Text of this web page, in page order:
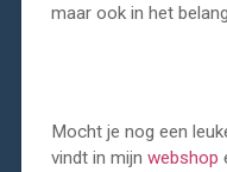
maar ook in het
⁣Mocht je nog een
vindt in mijn webshop